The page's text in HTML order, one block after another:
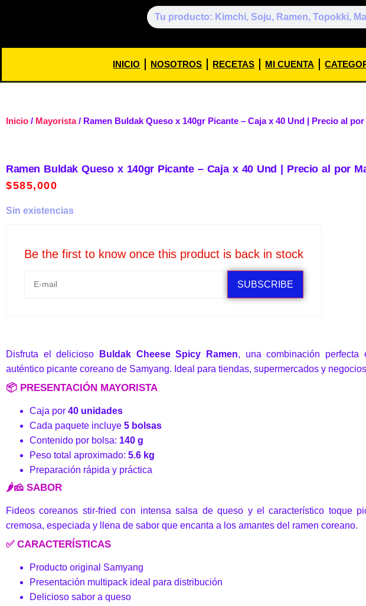
INICIO NOSOTROS RECETAS MI CUENTA
Inicio / Mayorista/ Ramen Buldak Queso x 140gr Picante – Caja x 40 Und | Precio al
Ramen Buldak Queso x 140gr Picante – Caja x 40 Und | Precio al por
$585,000
Sin existencias
Be the first to know once this product is back in stock
SUBSCRIBE
Disfruta el delicioso Buldak Cheese Spicy Ramen, una combinación perfecta
auténtico picante coreano de Samyang. Ideal para tiendas, supermercados y
📦 PRESENTACIÓN MAYORISTA
Caja por 40 unidades
Cada paquete incluye 5 bolsas
Contenido por bolsa: 140 g
Peso total aproximado: 5.6 kg
Preparación rápida y práctica
🌶️🧀 SABOR
Fideos coreanos stir-fried con intensa salsa de queso y el característico toque
cremosa, especiada y llena de sabor que encanta a los amantes del ramen coreano.
✅ CARACTERÍSTICAS
Producto original Samyang
Presentación multipack ideal para distribución
Delicioso sabor a queso